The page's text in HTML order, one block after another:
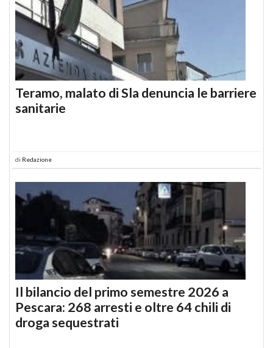
Teramo, malato di Sla denuncia le barriere
sanitarie
di Redazione
Il bilancio del primo semestre 2026 a
Pescara: 268 arresti e oltre 64 chili di
droga sequestrati